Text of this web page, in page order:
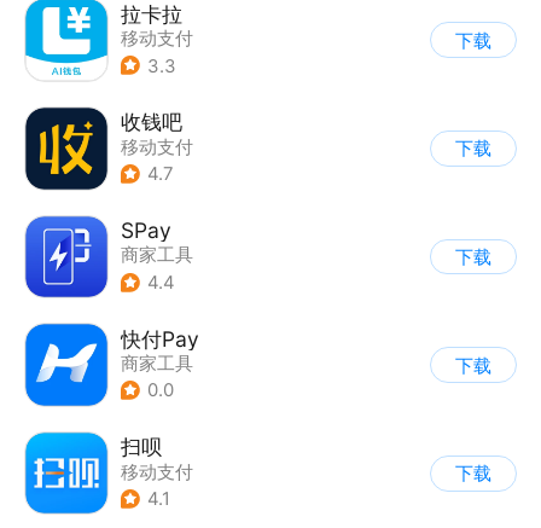
拉卡拉
移动支付
3.3
下载
收钱吧
移动支付
4.7
下载
SPay
商家工具
4.4
下载
快付Pay
商家工具
0.0
下载
扫呗
移动支付
4.1
下载